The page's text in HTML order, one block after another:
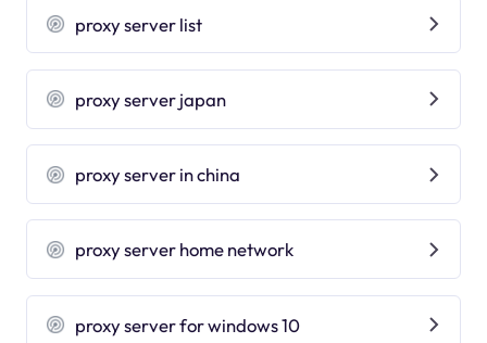
proxy server list
proxy server japan
proxy server in china
proxy server home network
proxy server for windows 10